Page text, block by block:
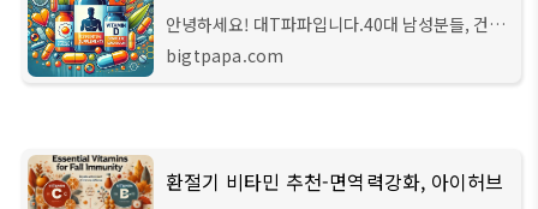
안녕하세요! 대T파파입니다.40대 남성분들, 건강
을 위해 어떤 영양제를 챙겨야 할지 고민 중이시
죠? 이 시기에는 신체가 서서히 변하면서 체내 영
bigtpapa.com
환절기 비타민 추천-면역력강화, 아이허브